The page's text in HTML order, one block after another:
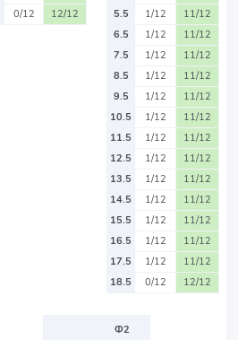
0/12 12/12
5.5
1/12
11/12
6.5
1/12
11/12
7.5
1/12
11/12
8.5
1/12
11/12
9.5
1/12
11/12
10.5
1/12
11/12
11.5
1/12
11/12
12.5
1/12
11/12
13.5
1/12
11/12
14.5
1/12
11/12
15.5
1/12
11/12
16.5
1/12
11/12
17.5
1/12
11/12
18.5
0/12 12/12
Ф2